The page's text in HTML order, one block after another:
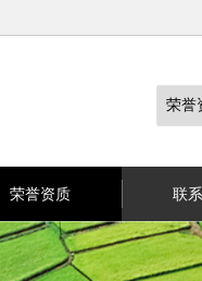
荣誉资质 联